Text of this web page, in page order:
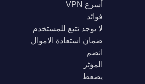
أسرع VPN
فوائد
لا يوجد تتبع للمستخدم
ضمان استعادة الاموال
انضم
المؤثر
يضعط